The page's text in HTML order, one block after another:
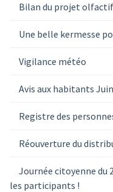
Bilan du projet olfactif
Une belle kermesse
Vigilance météo
Avis aux habitants
Registre des
Réouverture du
Journée citoyenne du
les participants !